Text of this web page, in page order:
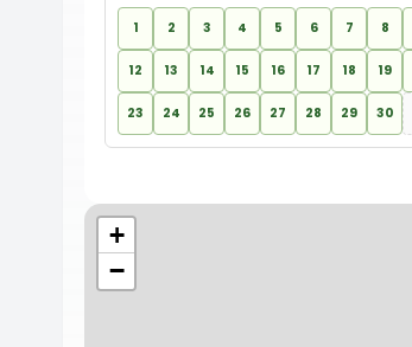
1 2 3 4 5 6 7 8
12 13 14 15 16 17 18 19
23 24 25 26 27 28 29 30
+
−